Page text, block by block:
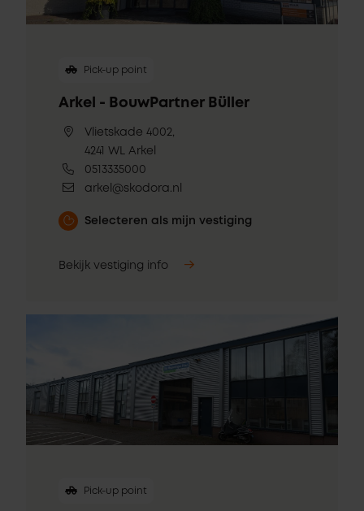
Pick-up point
Arkel - BouwPartner Büller
Vlietskade 4002,
4241 WL Arkel
0513335000
arkel@skodora.nl
Selecteren als mijn vestiging
Bekijk vestiging info
Pick-up point